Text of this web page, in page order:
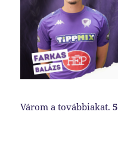
Várom a továbbiakat.5